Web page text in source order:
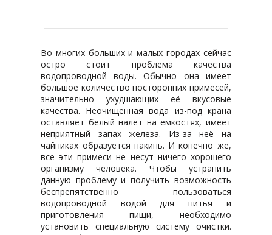
Во многих больших и малых городах сейчас
остро стоит проблема качества
водопроводной воды. Обычно она имеет
большое количество посторонних примесей,
значительно ухудшающих её вкусовые
качества. Неочищенная вода из-под крана
оставляет белый налет на емкостях, имеет
неприятный запах железа. Из-за неё на
чайниках образуется накипь. И конечно же,
все эти примеси не несут ничего хорошего
организму человека. Чтобы устранить
данную проблему и получить возможность
беспрепятственно пользоваться
водопроводной водой для питья и
приготовления пищи, необходимо
установить специальную систему очистки.